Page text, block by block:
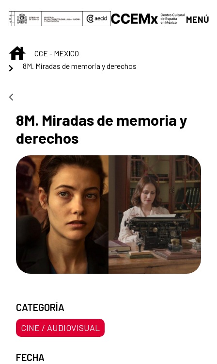
Saut au contenu principal
MENÚ
INICIOCCE - MEXICO
8M. Miradas de memoria y derechos
8M. Miradas de memoria y
derechos
CATEGORÍA
CINE / AUDIOVISUAL
FECHA